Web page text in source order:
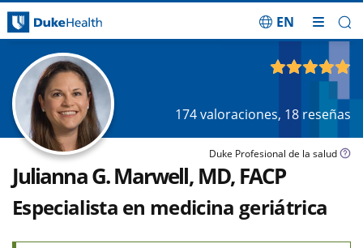
EN
174valoraciones, 18 reseñas
Duke Profesional de la salud
Julianna G. Marwell, MD, FACP
Especialista en medicina geriátrica